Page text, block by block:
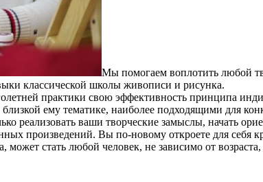
Мы помогаем воплотить любой
классической школы живописи и рисунка.
практики свою эффективность принципа
ему тематике, наиболее подходящими для
реализовать ваши творческие замыслы, начать
произведений. Вы по-новому откроете для себя
стать любой человек, не зависимо от